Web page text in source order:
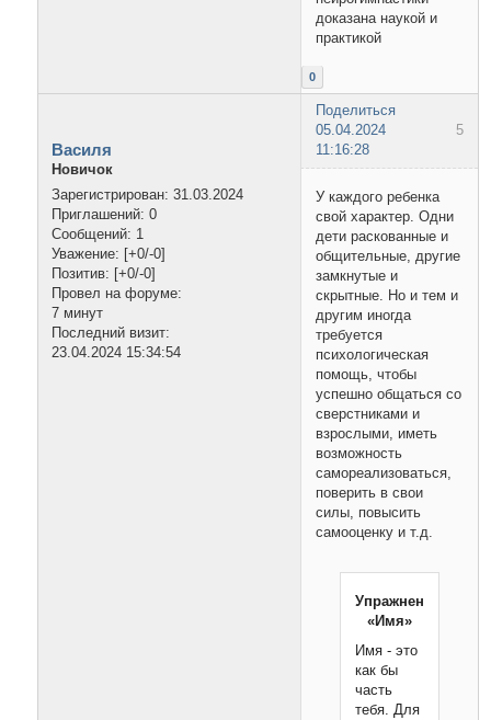
доказана наукой и
практикой
0
Поделиться
5
05.04.2024
11:16:28
Василя
Новичок
Зарегистрирован: 31.03.2024
Приглашений: 0
Сообщений: 1
Уважение:
[+0/-0]
Позитив:
[+0/-0]
Провел на форуме:
7 минут
Последний визит:
23.04.2024 15:34:54
У каждого ребенка
свой характер. Одни
дети раскованные и
общительные, другие
замкнутые и
скрытные. Но и тем и
другим иногда
требуется
психологическая
помощь, чтобы
успешно общаться со
сверстниками и
взрослыми, иметь
возможность
самореализоваться,
поверить в свои
силы, повысить
самооценку и т.д.
Упражнение
«Имя»
Имя - это
как бы
часть
тебя. Для